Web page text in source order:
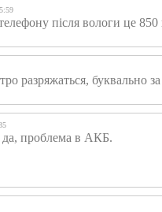
після вологи це 850
разряжаться, буквально
да, проблема в АКБ.